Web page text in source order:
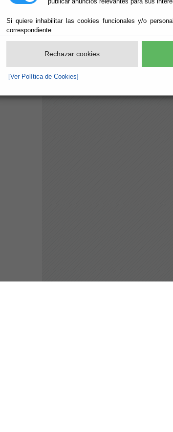
Si quiere inhabilitar las cookies funcionales y/o
correspondiente.
Rechazar cookies
[Ver Política de Cookies]